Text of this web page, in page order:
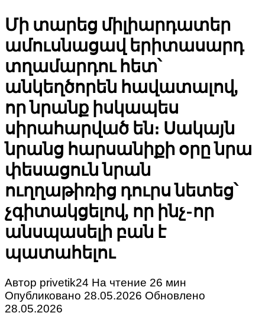
Մի տարեց միլիարդատեր
ամուսնացավ երիտասարդ
տղամարդու հետ՝
անկեղծորեն հավատալով,
որ նրանք իսկապես
սիրահարված են։ Սակայն
նրանց հարսանիքի օրը նրա
փեսացուն նրան
ուղղաթիռից դուրս նետեց՝
չգիտակցելով, որ ինչ-որ
անսպասելի բան է
պատահելու
Автор privetik24 На чтение 26 мин
Опубликовано 28.05.2026 Обновлено
28.05.2026